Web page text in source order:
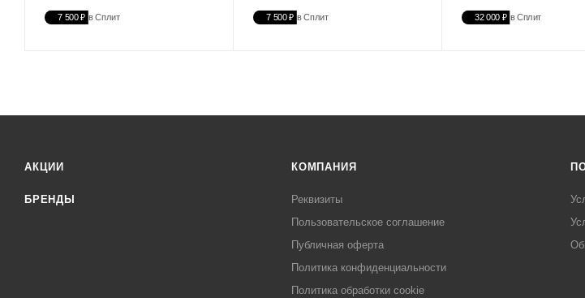
7 500 ₽ в Сплит 7 500 ₽ в Сплит 32 000 ₽ в Сплит
АКЦИИ
БРЕНДЫ
КОМПАНИЯ
Реквизиты
Пользовательское соглашение
Публичная оферта
Политика конфиденциальности
Политика обработки cookie